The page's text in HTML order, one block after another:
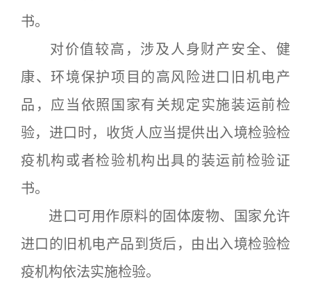
书。
对价值较高，涉及人身财产安全、健
康、环境保护项目的高风险进口旧机电产
品，应当依照国家有关规定实施装运前检
验，进口时，收货人应当提供出入境检验检
疫机构或者检验机构出具的装运前检验证
书。
进口可用作原料的固体废物、国家允许
进口的旧机电产品到货后，由出入境检验检
疫机构依法实施检验。